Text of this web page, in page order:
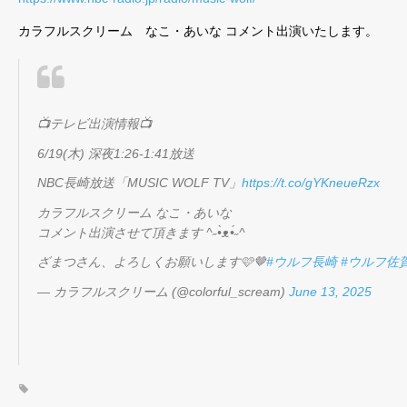
カラフルスクリーム なこ・あいな コメント出演いたします。
📺テレビ出演情報📺
6/19(木) 深夜1:26-1:41放送
NBC長崎放送「MUSIC WOLF TV」 https://t.co/gYKneueRzx
カラフルスクリーム なこ・あいな
コメント出演させて頂きます ^˶•̀ᴥ•́˶^
ざまつさん、よろしくお願いします🩷🤎#ウルフ長崎 #ウルフ佐
— カラフルスクリーム (@colorful_scream) June 13, 2025